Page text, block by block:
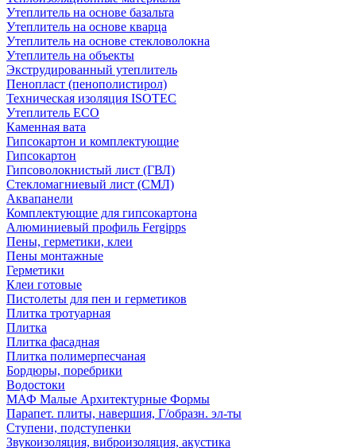
Утеплитель на основе базальта
Утеплитель на основе кварца
Утеплитель на основе стекловолокна
Утеплитель на объекты
Экструдированный утеплитель
Пенопласт (пенополистирол)
Техническая изоляция ISOTEC
Утеплитель ECO
Каменная вата
Гипсокартон и комплектующие
Гипсокартон
Гипсоволокнистый лист (ГВЛ)
Стекломагниевый лист (СМЛ)
Аквапанели
Комплектующие для гипсокартона
Алюминиевый профиль Fergipps
Пены, герметики, клеи
Пены монтажные
Герметики
Клеи готовые
Пистолеты для пен и герметиков
Плитка тротуарная
Плитка
Плитка фасадная
Плитка полимерпесчаная
Бордюры, поребрики
Водостоки
МАФ Малые Архитектурные Формы
Парапет. плиты, навершия, Г/образн. эл-ты
Ступени, подступенки
Звукоизоляция, виброизоляция, акустика